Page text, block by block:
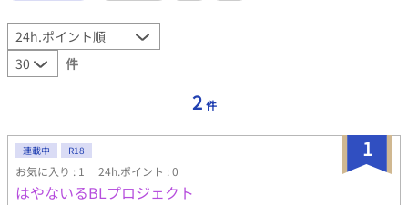
件
2 件
1
連載中 R18
お気に入り : 1 24h.ポイント : 0
はやないるBLプロジェクト